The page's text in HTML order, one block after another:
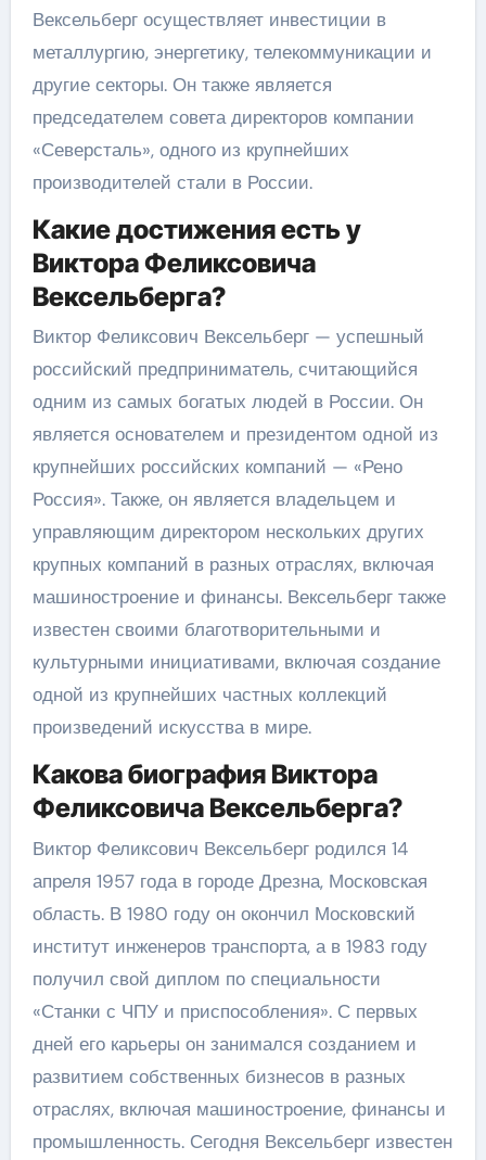
Вексельберг осуществляет инвестиции в
металлургию, энергетику, телекоммуникации и
другие секторы. Он также является
председателем совета директоров компании
«Северсталь», одного из крупнейших
производителей стали в России.
Какие достижения есть у
Виктора Феликсовича
Вексельберга?
Виктор Феликсович Вексельберг — успешный
российский предприниматель, считающийся
одним из самых богатых людей в России. Он
является основателем и президентом одной из
крупнейших российских компаний — «Рено
Россия». Также, он является владельцем и
управляющим директором нескольких других
крупных компаний в разных отраслях, включая
машиностроение и финансы. Вексельберг также
известен своими благотворительными и
культурными инициативами, включая создание
одной из крупнейших частных коллекций
произведений искусства в мире.
Какова биография Виктора
Феликсовича Вексельберга?
Виктор Феликсович Вексельберг родился 14
апреля 1957 года в городе Дрезна, Московская
область. В 1980 году он окончил Московский
институт инженеров транспорта, а в 1983 году
получил свой диплом по специальности
«Станки с ЧПУ и приспособления». С первых
дней его карьеры он занимался созданием и
развитием собственных бизнесов в разных
отраслях, включая машиностроение, финансы и
промышленность. Сегодня Вексельберг известен